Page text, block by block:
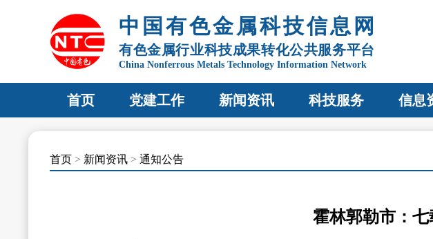
中国有色金属科技信息网
有色金属行业科技成果转化公共服务平台
China Nonferrous Metals Technology Information Network
首页 党建工作 新闻资讯 科技服务 信息
首页 > 新闻资讯 > 通知公告
霍林郭勒市：